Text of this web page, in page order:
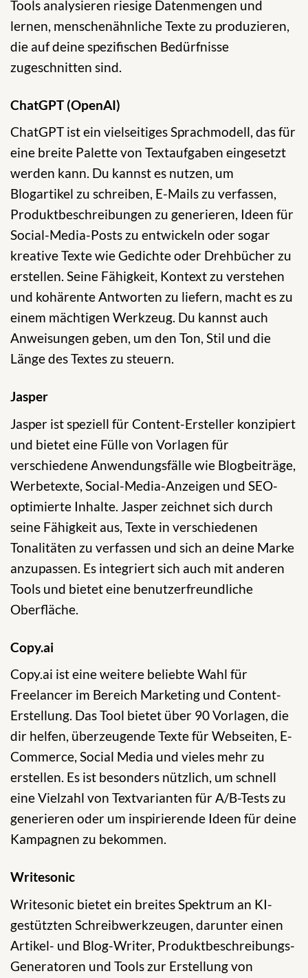
Tools analysieren riesige Datenmengen und
lernen, menschenähnliche Texte zu produzieren,
die auf deine spezifischen Bedürfnisse
zugeschnitten sind.
ChatGPT (OpenAI)
ChatGPT ist ein vielseitiges Sprachmodell, das für
eine breite Palette von Textaufgaben eingesetzt
werden kann. Du kannst es nutzen, um
Blogartikel zu schreiben, E-Mails zu verfassen,
Produktbeschreibungen zu generieren, Ideen für
Social-Media-Posts zu entwickeln oder sogar
kreative Texte wie Gedichte oder Drehbücher zu
erstellen. Seine Fähigkeit, Kontext zu verstehen
und kohärente Antworten zu liefern, macht es zu
einem mächtigen Werkzeug. Du kannst auch
Anweisungen geben, um den Ton, Stil und die
Länge des Textes zu steuern.
Jasper
Jasper ist speziell für Content-Ersteller konzipiert
und bietet eine Fülle von Vorlagen für
verschiedene Anwendungsfälle wie Blogbeiträge,
Werbetexte, Social-Media-Anzeigen und SEO-
optimierte Inhalte. Jasper zeichnet sich durch
seine Fähigkeit aus, Texte in verschiedenen
Tonalitäten zu verfassen und sich an deine Marke
anzupassen. Es integriert sich auch mit anderen
Tools und bietet eine benutzerfreundliche
Oberfläche.
Copy.ai
Copy.ai ist eine weitere beliebte Wahl für
Freelancer im Bereich Marketing und Content-
Erstellung. Das Tool bietet über 90 Vorlagen, die
dir helfen, überzeugende Texte für Webseiten, E-
Commerce, Social Media und vieles mehr zu
erstellen. Es ist besonders nützlich, um schnell
eine Vielzahl von Textvarianten für A/B-Tests zu
generieren oder um inspirierende Ideen für deine
Kampagnen zu bekommen.
Writesonic
Writesonic bietet ein breites Spektrum an KI-
gestützten Schreibwerkzeugen, darunter einen
Artikel- und Blog-Writer, Produktbeschreibungs-
Generatoren und Tools zur Erstellung von